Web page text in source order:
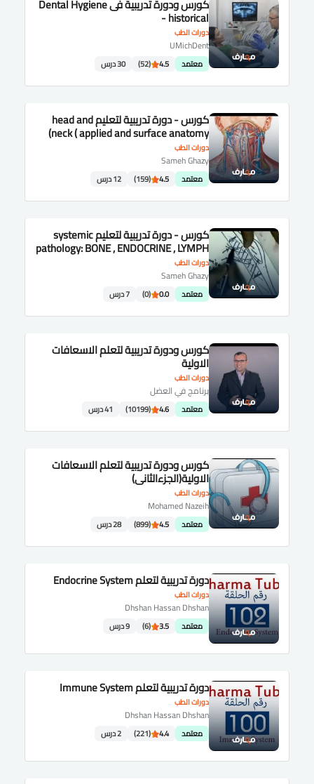
دورات الطب
كورس ودورة تدريبية فى Dental Hygiene
- historical
UMichDent
معتمد 4.5
(52) 30 درس
دورات الطب
كورس - دورة تدريبية لتعليم head and
neck ( applied and surface anatomy)
Sameh Ghazy
معتمد 4.5
(159) 12 درس
دورات الطب
كورس - دورة تدريبية لتعليم systemic
pathology: BONE , ENDOCRINE , LYMPH
,BLOOD and CNS.
Sameh Ghazy
معتمد 0.0
(0) 7 درس
دورات الطب
كورس ودورة تدريبية لتعلم الاسعافات
الاولية
برنامج في العضل
معتمد 4.6
(10199) 41 درس
دورات الطب
كورس ودورة تدريبية لتعلم الاسعافات
الاولية(الجزءالثانى)
Mohamed Nazeih
معتمد 4.5
(899) 28 درس
دورات الطب
دورة تدريبية لتعلم Endocrine System
Dhshan Hassan Dhshan
معتمد 3.5
(6) 9 درس
دورات الطب
دورة تدريبية لتعلم Immune System
Dhshan Hassan Dhshan
معتمد 4.4
(221) 2 درس